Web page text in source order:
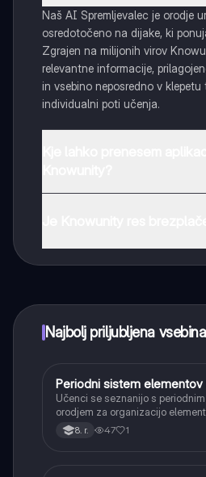
Naš AI Spremljevalec je orodje
osredotočeno na dijake, ki
Zgrajen na milijonih virov
relevantne informacije,
in vsebino neposredno v klepetu
individualni poti učenja.
Najbolj priljubljena
Kemija
Periodni sistem elementov
Učenci se seznanijo s
orodjem za organizacijo
periode in skupine ter razliko
nekovinami.
8. r. 47 1